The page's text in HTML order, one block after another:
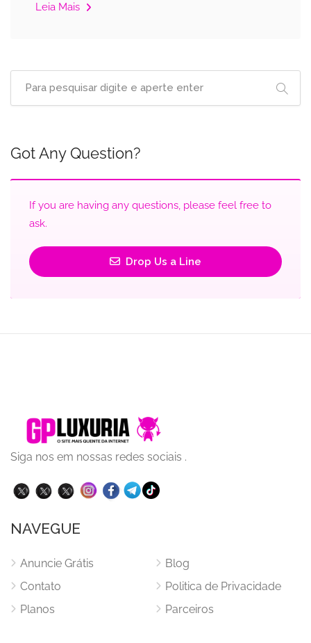
Leia Mais
Got Any Question?
If you are having any questions, please feel free to
ask.
Drop Us a Line
Siga nos em nossas redes sociais .
NAVEGUE
Anuncie Grátis
Contato
Planos
Blog
Politica de Privacidade
Parceiros